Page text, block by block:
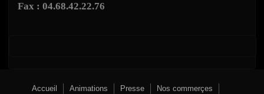
Fax : 04.68.42.22.76
Accueil Animations Presse
Nos commerçes